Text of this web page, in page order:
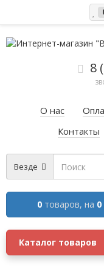
8
О нас
Контакты
Везде
0 товаров, на 0
Каталог товаров